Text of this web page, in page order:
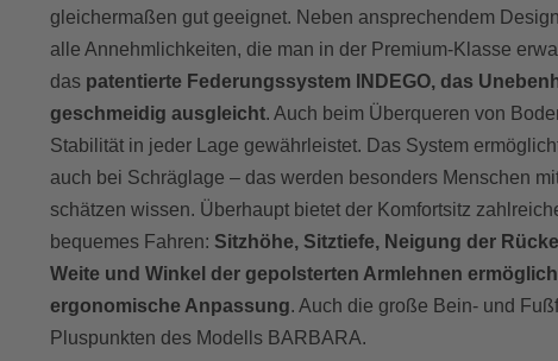
gleichermaßen gut geeignet. Neben ansprechendem
alle Annehmlichkeiten, die man in der Premium-Klasse
das patentierte Federungssystem INDEGO, das
geschmeidig ausgleicht. Auch beim Überqueren von
Stabilität in jeder Lage gewährleistet. Das System
auch bei Schräglage – das werden besonders Menschen
schätzen wissen. Überhaupt bietet der Komfortsitz
bequemes Fahren: Sitzhöhe, Sitztiefe, Neigung der
Weite und Winkel der gepolsterten Armlehnen
ergonomische Anpassung. Auch die große Bein- und
Pluspunkten des Modells BARBARA.